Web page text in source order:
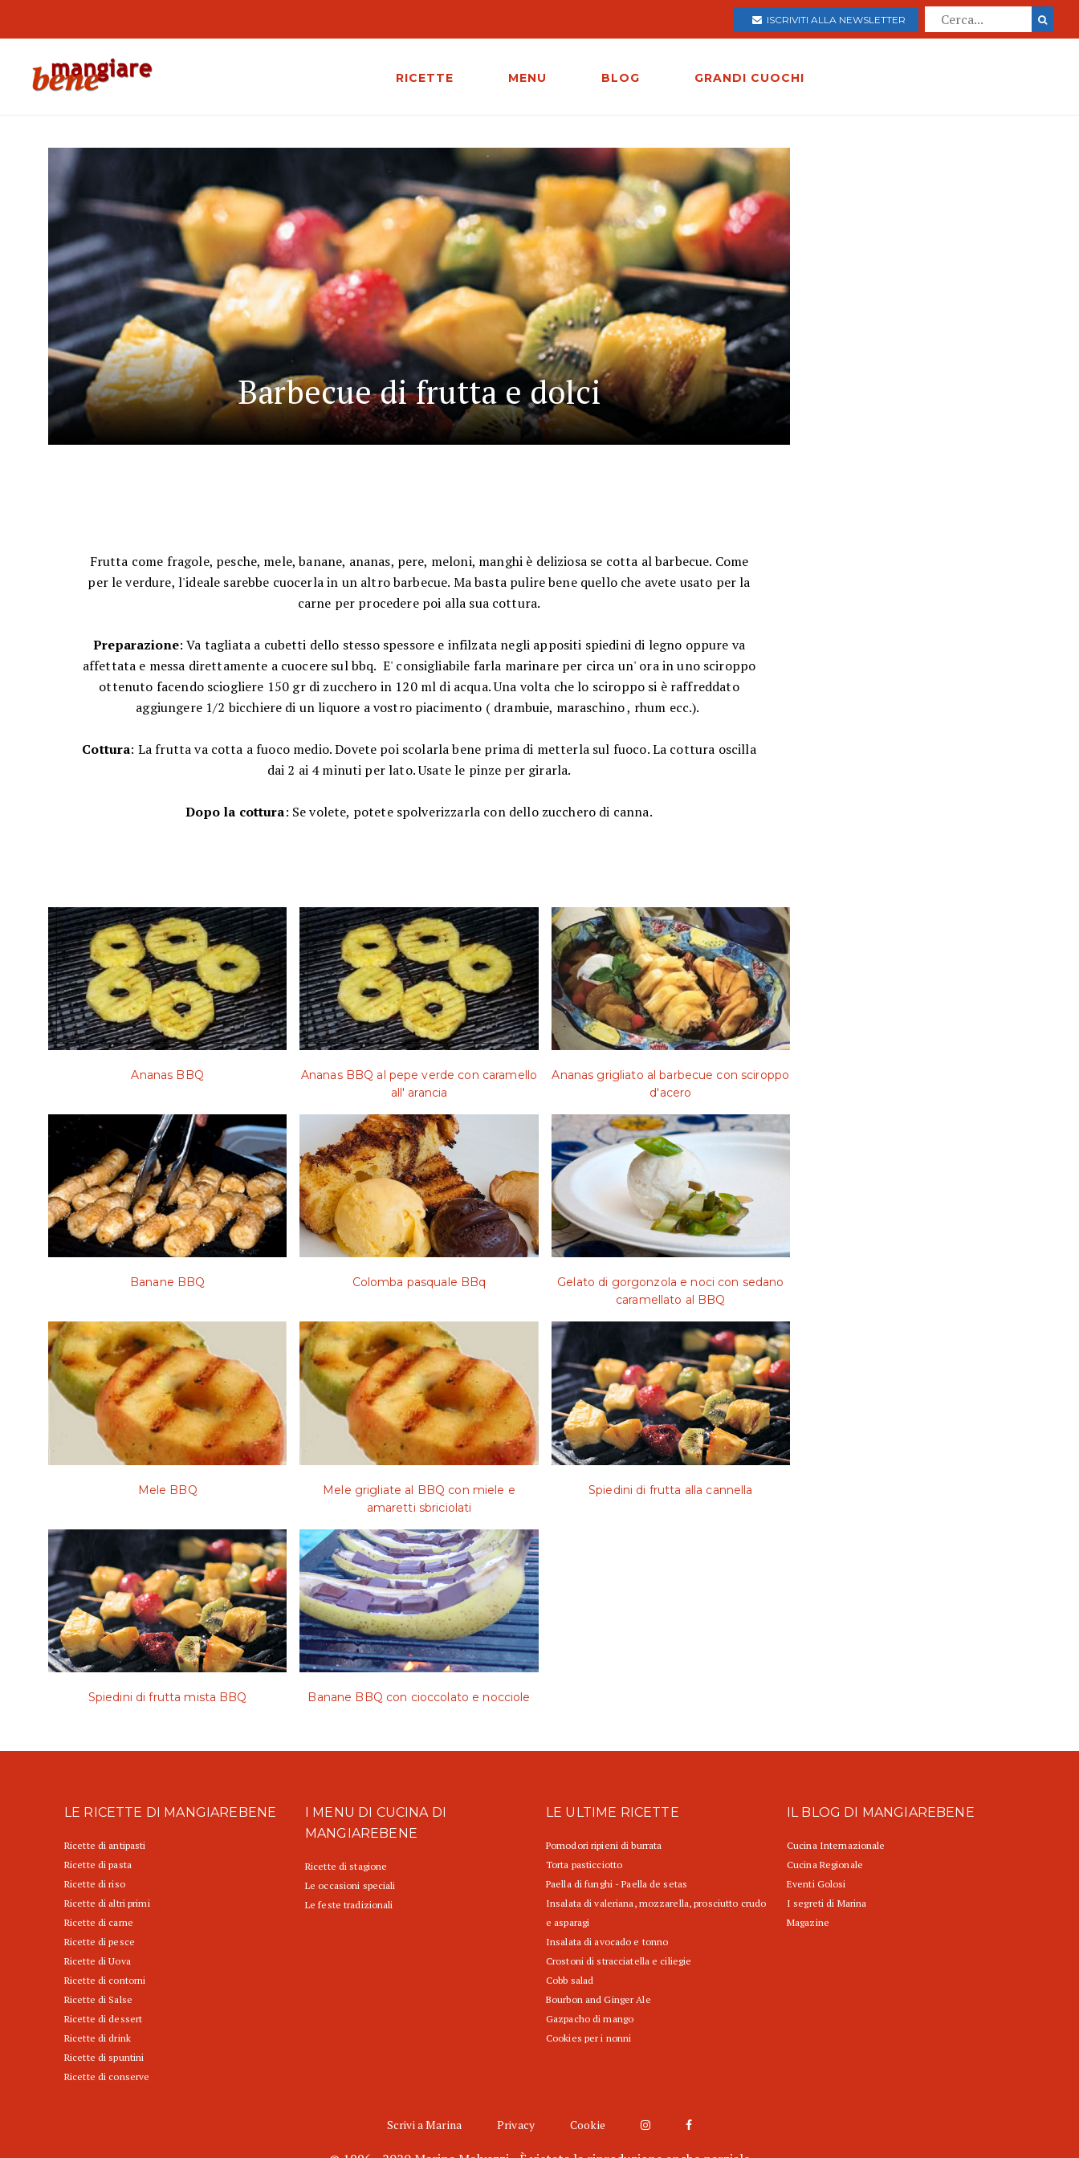
ISCRIVITI ALLA NEWSLETTER
RICETTE MENU BLOG GRANDI CUOCHI
Barbecue di frutta e dolci
Frutta come fragole, pesche, mele, banane, ananas, pere, meloni, manghi è deliziosa se cotta al barbecue. Come
per le verdure, l'ideale sarebbe cuocerla in un altro barbecue. Ma basta pulire bene quello che avete usato per la
carne per procedere poi alla sua cottura.
Preparazione: Va tagliata a cubetti dello stesso spessore e infilzata negli appositi spiedini di legno oppure va
affettata e messa direttamente a cuocere sul bbq. E' consigliabile farla marinare per circa un' ora in uno sciroppo
ottenuto facendo sciogliere 150 gr di zucchero in 120 ml di acqua. Una volta che lo sciroppo si è raffreddato
aggiungere 1/2 bicchiere di un liquore a vostro piacimento ( drambuie, maraschino , rhum ecc.).
Cottura: La frutta va cotta a fuoco medio. Dovete poi scolarla bene prima di metterla sul fuoco. La cottura oscilla
dai 2 ai 4 minuti per lato. Usate le pinze per girarla.
Dopo la cottura: Se volete, potete spolverizzarla con dello zucchero di canna.
Ananas BBQ
Ananas BBQ al pepe verde con caramello
all' arancia
Ananas grigliato al barbecue con sciroppo
d'acero
Banane BBQ Colomba pasquale BBq
Gelato di gorgonzola e noci con sedano
caramellato al BBQ
Mele BBQ
Mele grigliate al BBQ con miele e
amaretti sbriciolati
Spiedini di frutta alla cannella
Spiedini di frutta mista BBQ Banane BBQ con cioccolato e nocciole
LE RICETTE DI MANGIAREBENE
Ricette di antipasti
Ricette di pasta
Ricette di riso
Ricette di altri primi
Ricette di carne
Ricette di pesce
Ricette di Uova
Ricette di contorni
Ricette di Salse
Ricette di dessert
Ricette di drink
Ricette di spuntini
Ricette di conserve
I MENU DI CUCINA DI
MANGIAREBENE
Ricette di stagione
Le occasioni speciali
Le feste tradizionali
LE ULTIME RICETTE
Pomodori ripieni di burrata
Torta pasticciotto
Paella di funghi - Paella de setas
Insalata di valeriana, mozzarella, prosciutto crudo
e asparagi
Insalata di avocado e tonno
Crostoni di stracciatella e ciliegie
Cobb salad
Bourbon and Ginger Ale
Gazpacho di mango
Cookies per i nonni
IL BLOG DI MANGIAREBENE
Cucina Internazionale
Cucina Regionale
Eventi Golosi
I segreti di Marina
Magazine
Scrivi a Marina Privacy Cookie